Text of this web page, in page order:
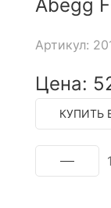
Abegg
Артикул:
Цена:
КУПИТЬ
1